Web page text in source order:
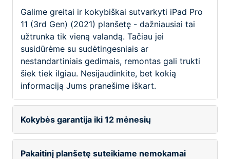
Galime greitai ir kokybiškai sutvarkyti iPad Pro
11 (3rd Gen) (2021) planšetę - dažniausiai tai
užtrunka tik vieną valandą. Tačiau jei
susidūrėme su sudėtingesniais ar
nestandartiniais gedimais, remontas gali trukti
šiek tiek ilgiau. Nesijaudinkite, bet kokią
informaciją Jums pranešime iškart.
Kokybės garantija iki 12 mėnesių
Pakaitinį planšetę suteikiame nemokamai